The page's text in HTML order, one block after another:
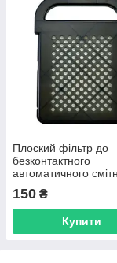
Плоский фільтр до
безконтактного
автоматичного
пилососа (JRL-
150 ₴
Купити